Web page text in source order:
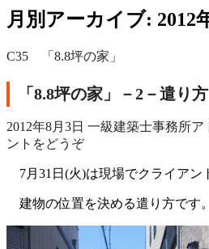
月別アーカイブ: 2012
C35 「8.8坪の家」
「8.8坪の家」－2－遣り方
2012年8月3日 一級建築士事務所
ントをどうぞ
7月31日(火)は現場でクライアン
建物の位置を決める遣り方です